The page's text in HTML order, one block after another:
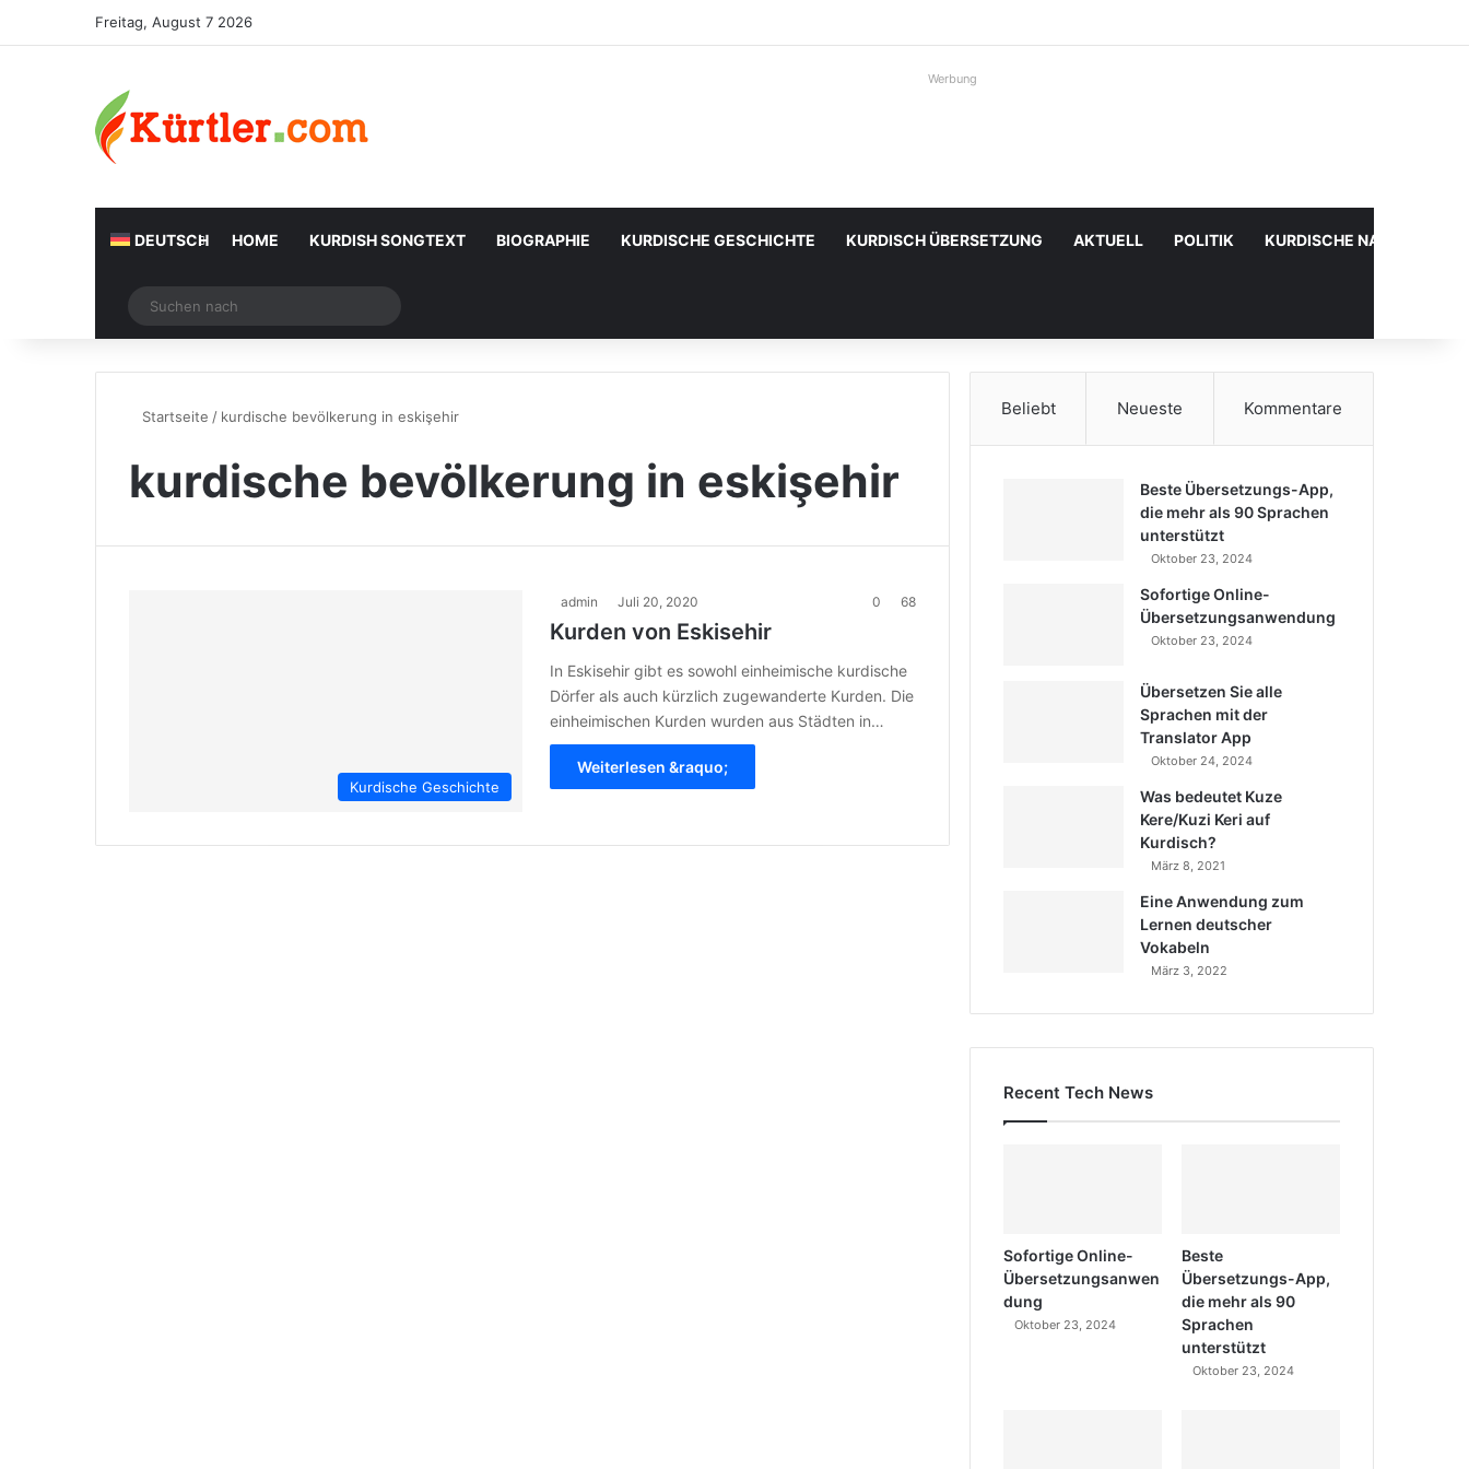
Freitag, August 7 2026
Werbung
DEUTSCH HOME KURDISH SONGTEXT BIOGRAPHIE KURDISCHE GESCHICHTE KURDISCH ÜBERSETZUNG AKTUELL POLITIK KURDISCHE
Zufälliger Artikel
nach
Startseite / kurdische bevölkerung in eskişehir
kurdische bevölkerung in eskişehir
Kurdische Geschichte
admin Juli 20, 2020 0 68
Kurden von Eskisehir
In Eskisehir gibt es sowohl einheimische kurdische
Dörfer als auch kürzlich zugewanderte Kurden. Die
einheimischen Kurden wurden aus Städten in…
Weiterlesen &raquo;
Beliebt Neueste Kommentare
Beste Übersetzungs-App,
die mehr als 90 Sprachen
unterstützt
Oktober 23, 2024
Sofortige Online-
Übersetzungsanwendung
Oktober 23, 2024
Übersetzen Sie alle
Sprachen mit der
Translator App
Oktober 24, 2024
Was bedeutet Kuze
Kere/Kuzi Keri auf
Kurdisch?
März 8, 2021
Eine Anwendung zum
Lernen deutscher
Vokabeln
März 3, 2022
Recent Tech News
Sofortige Online-
Übersetzungsanwen
dung
Oktober 23, 2024
Beste
Übersetzungs-App,
die mehr als 90
Sprachen
unterstützt
Oktober 23, 2024